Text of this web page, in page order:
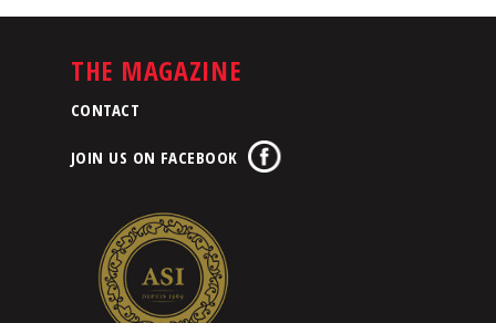
THE MAGAZINE
CONTACT
JOIN US ON FACEBOOK